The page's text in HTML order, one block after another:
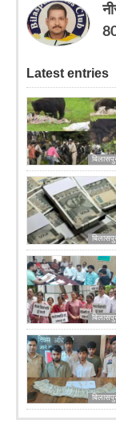
Latest entries